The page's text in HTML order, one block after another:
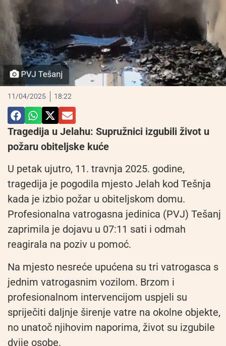
11/04/2025 18:22
Tragedija u Jelahu: Supružnici izgubili život u
požaru obiteljske kuće
U petak ujutro, 11. travnja 2025. godine,
tragedija je pogodila mjesto Jelah kod Tešnja
kada je izbio požar u obiteljskom domu.
Profesionalna vatrogasna jedinica (PVJ) Tešanj
zaprimila je dojavu u 07:11 sati i odmah
reagirala na poziv u pomoć.
Na mjesto nesreće upućena su tri vatrogasca s
jednim vatrogasnim vozilom. Brzom i
profesionalnom intervencijom uspjeli su
spriječiti daljnje širenje vatre na okolne objekte,
no unatoč njihovim naporima, život su izgubile
dvije osobe.